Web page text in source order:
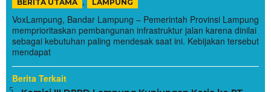
BERITA UTAMA LAMPUNG
VoxLampung, Bandar Lampung – Pemerintah Provinsi Lampung
memprioritaskan pembangunan infrastruktur jalan karena dinilai
sebagai kebutuhan paling mendesak saat ini. Kebijakan tersebut
mendapat
Berita Terkait